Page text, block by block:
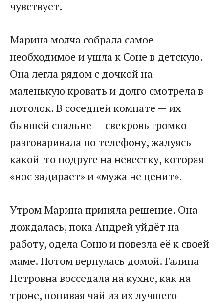
чувствует.
Марина молча собрала самое
необходимое и ушла к Соне в детскую.
Она легла рядом с дочкой на
маленькую кровать и долго смотрела в
потолок. В соседней комнате — их
бывшей спальне — свекровь громко
разговаривала по телефону, жалуясь
какой-то подруге на невестку, которая
«нос задирает» и «мужа не ценит».
Утром Марина приняла решение. Она
дождалась, пока Андрей уйдёт на
работу, одела Соню и повезла её к своей
маме. Потом вернулась домой. Галина
Петровна восседала на кухне, как на
троне, попивая чай из их лучшего